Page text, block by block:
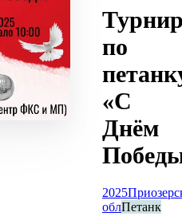
по
«С
Днём
2025
облПетанк